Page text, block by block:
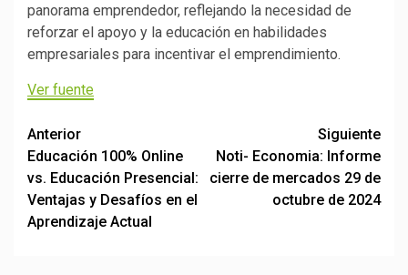
panorama emprendedor, reflejando la necesidad de
reforzar el apoyo y la educación en habilidades
empresariales para incentivar el emprendimiento.
Ver fuente
Post
navigation
Anterior
Educación 100% Online
vs. Educación Presencial:
Ventajas y Desafíos en el
Aprendizaje Actual
Siguiente
Noti- Economia: Informe
cierre de mercados 29 de
octubre de 2024